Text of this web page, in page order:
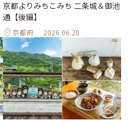
京都よりみちこみち 二条城＆御池
通【後編】
京都府 2026.06.20